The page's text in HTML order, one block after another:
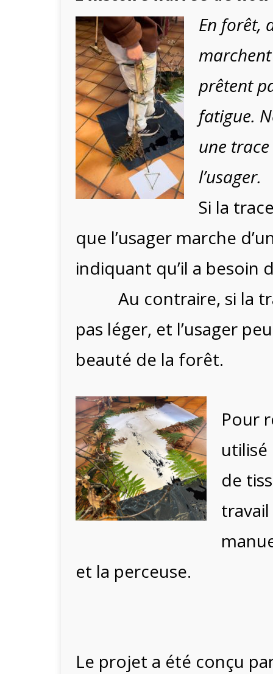
En forêt,
prêtent
fatigue.
une
l’usager.
Si la
que l’usager marche
indiquant qu’il
Au contraire, si la
pas léger, et l’usager
beauté de la forêt.
Pour
de
travail
et la perceuse.
Le projet a été conçu